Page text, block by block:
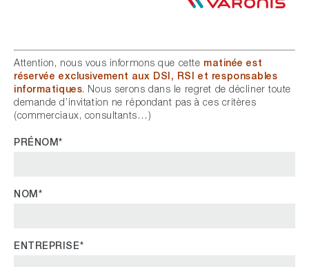
Attention, nous vous informons que cette matinée est
réservée exclusivement aux DSI, RSI et responsables
informatiques. Nous serons dans le regret de décliner toute
demande d’invitation ne répondant pas à ces critères
(commerciaux, consultants…)
PRÉNOM*
NOM*
ENTREPRISE*